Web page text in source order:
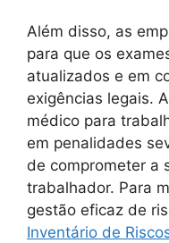
Além disso, as
para que os
atualizados e em
exigências legais.
médico para
em penalidades
de comprometer a
trabalhador. Para
gestão eficaz de
Inventário de